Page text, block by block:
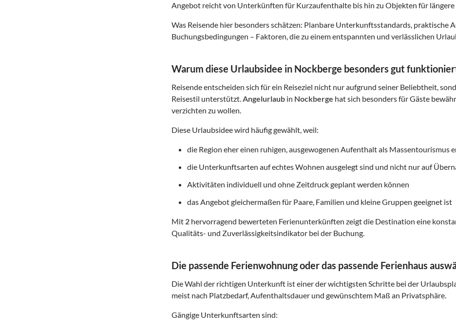
Angebot reicht von Unterkünften für Kurzaufenthalte bis hin zu Objekten für
Was Reisende hier besonders schätzen: Planbare Unterkunftsstandards, praktische
Buchungsbedingungen – Faktoren, die zu einem entspannten und verlässlichen
Warum diese Urlaubsidee in Nockberge besonders gut
Reisende entscheiden sich für ein Reiseziel nicht nur aufgrund seiner Beliebtheit,
Reisestil unterstützt.Angelurlaub in Nockberge hat sich besonders für Gäste
verzichten zu wollen.
Diese Urlaubsidee wird häufig gewählt, weil:
die Region eher einen ruhigen, ausgewogenen Aufenthalt als Massentourismus
die Unterkunftsarten auf echtes Wohnen ausgelegt sind und nicht nur auf
Aktivitäten individuell und ohne Zeitdruck geplant werden können
das Angebot gleichermaßen für Paare, Familien und kleine Gruppen geeignet ist
Mit 2 hervorragend bewerteten Ferienunterkünften zeigt die Destination eine
Qualitäts- und Zuverlässigkeitsindikator bei der Buchung.
Die passende Ferienwohnung oder das passende Ferienhaus
Die Wahl der richtigen Unterkunft ist einer der wichtigsten Schritte bei der
meist nach Platzbedarf, Aufenthaltsdauer und gewünschtem Maß an Privatsphäre.
Gängige Unterkunftsarten sind: